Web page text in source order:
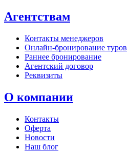
Агентствам
Контакты менеджеров
Онлайн‑бронирование туров
Раннее бронирование
Агентский договор
Реквизиты
О компании
Контакты
Оферта
Новости
Наш блог